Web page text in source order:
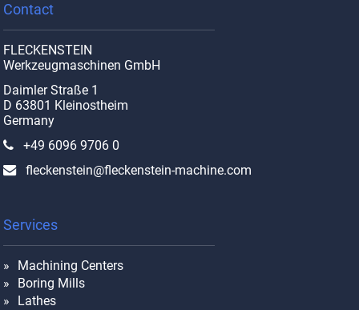
Contact
FLECKENSTEIN
Werkzeugmaschinen GmbH
Daimler Straße 1
D 63801 Kleinostheim
Germany
+49 6096 9706 0
fleckenstein@fleckenstein-machine.com
Services
Machining Centers
Boring Mills
Lathes